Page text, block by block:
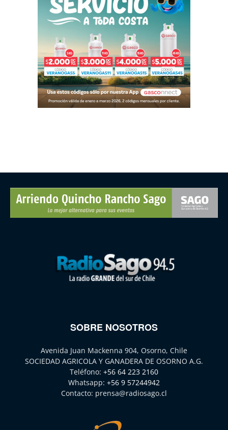
SOBRE NOSOTROS
Avenida Juan Mackenna 904, Osorno, Chile
SOCIEDAD AGRICOLA Y GANADERA DE OSORNO A.G.
Teléfono: +56 64 223 2160
Whatsapp: +56 9 57244942
Contacto: prensa@radiosago.cl